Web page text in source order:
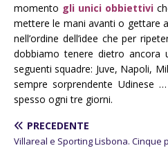
momento gli unici obbiettivi
mettere le mani avanti o gettare
nell’ordine dell’idee che per
dobbiamo tenere dietro ancora
seguenti squadre: Juve, Napoli,
sempre sorprendente Udinese
spesso ogni tre giorni.
PRECEDENTE
Villareal e Sporting Lisbona. Cinque